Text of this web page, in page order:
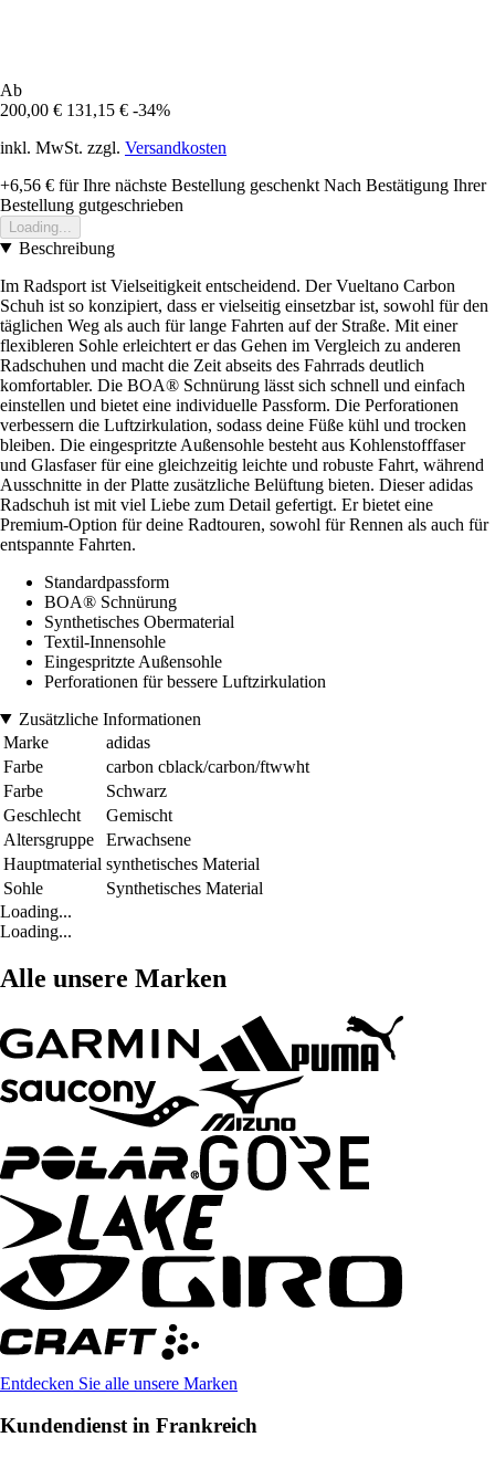
Ab
200,00 € 131,15 € -34%
inkl. MwSt. zzgl. Versandkosten
+6,56 € für Ihre nächste Bestellung geschenkt Nach Bestätigung Ihrer
Bestellung gutgeschrieben
Loading...
Beschreibung
Im Radsport ist Vielseitigkeit entscheidend. Der Vueltano Carbon
Schuh ist so konzipiert, dass er vielseitig einsetzbar ist, sowohl für den
täglichen Weg als auch für lange Fahrten auf der Straße. Mit einer
flexibleren Sohle erleichtert er das Gehen im Vergleich zu anderen
Radschuhen und macht die Zeit abseits des Fahrrads deutlich
komfortabler. Die BOA® Schnürung lässt sich schnell und einfach
einstellen und bietet eine individuelle Passform. Die Perforationen
verbessern die Luftzirkulation, sodass deine Füße kühl und trocken
bleiben. Die eingespritzte Außensohle besteht aus Kohlenstofffaser
und Glasfaser für eine gleichzeitig leichte und robuste Fahrt, während
Ausschnitte in der Platte zusätzliche Belüftung bieten. Dieser adidas
Radschuh ist mit viel Liebe zum Detail gefertigt. Er bietet eine
Premium-Option für deine Radtouren, sowohl für Rennen als auch für
entspannte Fahrten.
Standardpassform
BOA® Schnürung
Synthetisches Obermaterial
Textil-Innensohle
Eingespritzte Außensohle
Perforationen für bessere Luftzirkulation
Zusätzliche Informationen
Marke
adidas
Farbe
carbon cblack/carbon/ftwwht
Farbe
Schwarz
Geschlecht
Gemischt
Altersgruppe
Erwachsene
Hauptmaterial synthetisches Material
Sohle
Synthetisches Material
Loading...
Loading...
Alle unsere Marken
Entdecken Sie alle unsere Marken
Kundendienst in Frankreich